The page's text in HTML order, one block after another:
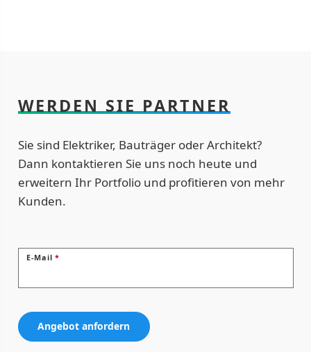
WERDEN SIE PARTNER
Sie sind Elektriker, Bauträger oder Architekt?
Dann kontaktieren Sie uns noch heute und
erweitern Ihr Portfolio und profitieren von mehr
Kunden.
E-Mail *
Angebot anfordern